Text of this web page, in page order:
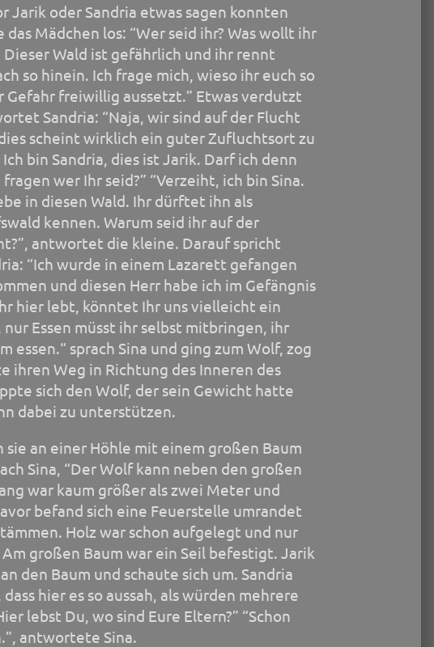
Jarik oder Sandria etwas sagen konnten
das Mädchen los: “Wer seid ihr? Was wollt ihr
Dieser Wald ist gefährlich und ihr rennt
so hinein. Ich frage mich, wieso ihr euch so
Gefahr freiwillig aussetzt.” Etwas verdutzt
Sandria: “Naja, wir sind auf der Flucht
scheint wirklich ein guter Zufluchtsort zu
Ich bin Sandria, dies ist Jarik. Darf ich denn
fragen wer Ihr seid?” “Verzeiht, ich bin Sina.
in diesen Wald. Ihr dürftet ihn als
kennen. Warum seid ihr auf der
antwortet die kleine. Darauf spricht
“Ich wurde in einem Lazarett gefangen
und diesen Herr habe ich im Gefängnis
hier lebt, könntet Ihr uns vielleicht ein
nur Essen müsst ihr selbst mitbringen, ihr
essen.“ sprach Sina und ging zum Wolf, zog
ihren Weg in Richtung des Inneren des
sich den Wolf, der sein Gewicht hatte
dabei zu unterstützen.
sie an einer Höhle mit einem großen Baum
Sina, “Der Wolf kann neben den großen
war kaum größer als zwei Meter und
befand sich eine Feuerstelle umrandet
Holz war schon aufgelegt und nur
großen Baum war ein Seil befestigt. Jarik
den Baum und schaute sich um. Sandria
hier es so aussah, als würden mehrere
lebst Du, wo sind Eure Eltern?” “Schon
antwortete Sina.